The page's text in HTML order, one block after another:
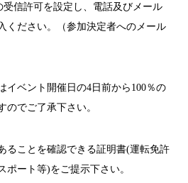
受信許可を設定し、電話及びメール
ください。（参加決定者へのメール
イベント開催日の4日前から100％の
のでご了承下さい。
ることを確認できる証明書(運転免許
ポート等)をご提示下さい。